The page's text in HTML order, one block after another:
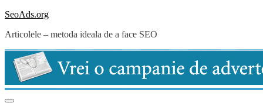
Skip
content
SeoAds.org
Articolele – metoda ideala de a face SEO